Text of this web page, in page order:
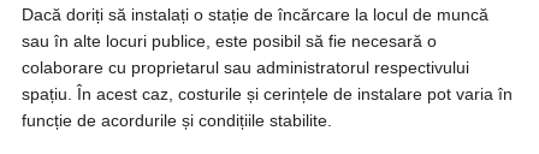
Dacă doriți să instalați o stație de încărcare la locul de muncă
sau în alte locuri publice, este posibil să fie necesară o
colaborare cu proprietarul sau administratorul respectivului
spațiu. În acest caz, costurile și cerințele de instalare pot varia în
funcție de acordurile și condițiile stabilite.